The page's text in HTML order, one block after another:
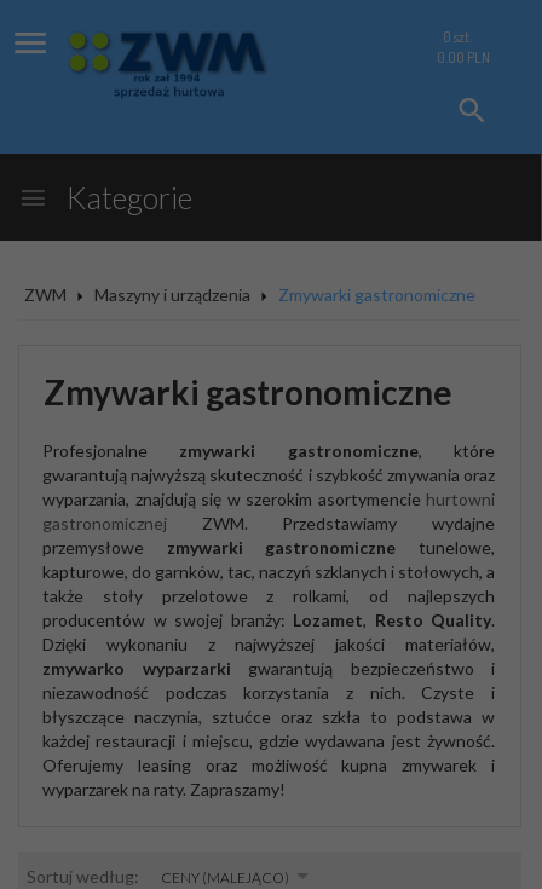
0 szt.
0.00 PLN
Kategorie
ZWM Maszyny i urządzenia Zmywarki gastronomiczne
Zmywarki gastronomiczne
Profesjonalne zmywarki gastronomiczne, które
gwarantują najwyższą skuteczność i szybkość zmywania oraz
wyparzania, znajdują się w szerokim asortymencie hurtowni
gastronomicznej ZWM. Przedstawiamy wydajne
przemysłowe zmywarki gastronomiczne tunelowe,
kapturowe, do garnków, tac, naczyń szklanych i stołowych, a
także stoły przelotowe z rolkami, od najlepszych
producentów w swojej branży: Lozamet, Resto Quality.
Dzięki wykonaniu z najwyższej jakości materiałów,
zmywarko wyparzarki gwarantują bezpieczeństwo i
niezawodność podczas korzystania z nich. Czyste i
błyszczące naczynia, sztućce oraz szkła to podstawa w
każdej restauracji i miejscu, gdzie wydawana jest żywność.
Oferujemy leasing oraz możliwość kupna zmywarek i
wyparzarek na raty. Zapraszamy!
Sortuj według: sortCENY (MALEJĄCO)